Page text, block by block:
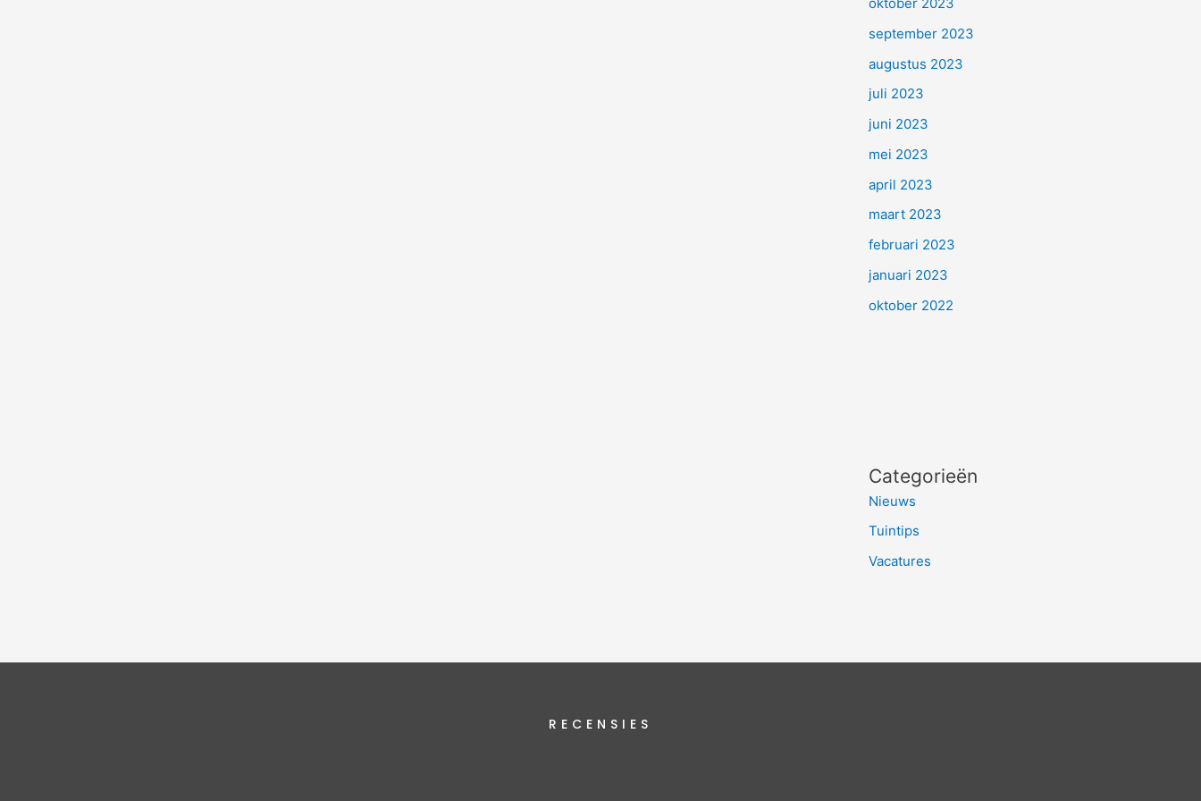
september 2023
augustus 2023
juli 2023
juni 2023
mei 2023
april 2023
maart 2023
februari 2023
januari 2023
oktober 2022
Categorieën
Nieuws
Tuintips
Vacatures
RECENSIES